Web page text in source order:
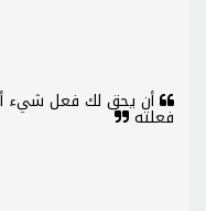
أن يحق لك فعل شيء
فعلته